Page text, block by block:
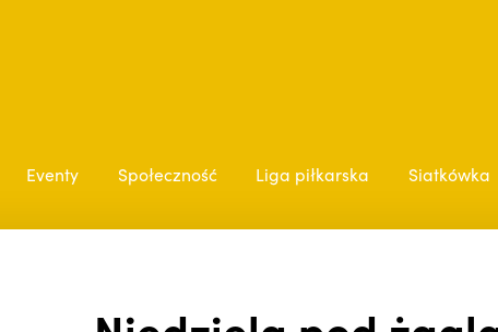
Eventy Społeczność Liga piłkarska Siatkówka